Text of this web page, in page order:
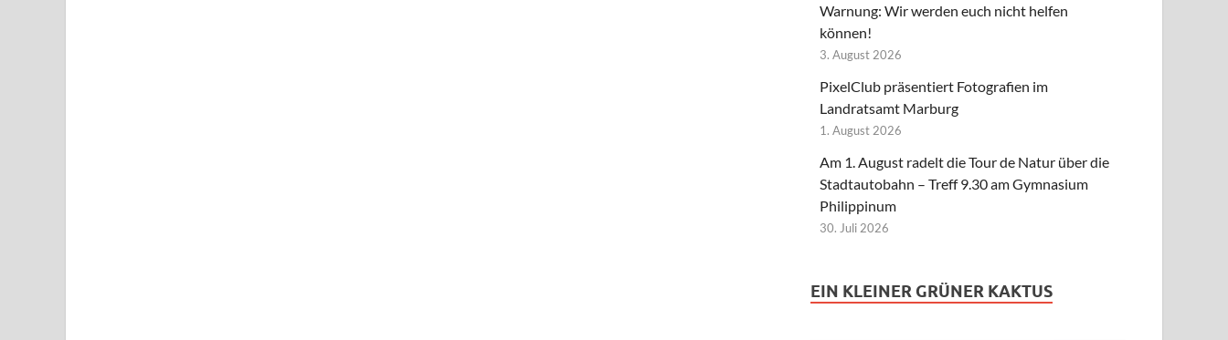
Warnung: Wir werden euch nicht helfen
können!
3. August 2026
PixelClub präsentiert Fotografien im
Landratsamt Marburg
1. August 2026
Am 1. August radelt die Tour de Natur über die
Stadtautobahn – Treff 9.30 am Gymnasium
Philippinum
30. Juli 2026
EIN KLEINER GRÜNER KAKTUS